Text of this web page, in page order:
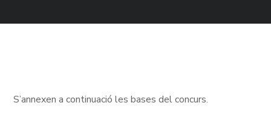
S’annexen a continuació les bases del concurs.